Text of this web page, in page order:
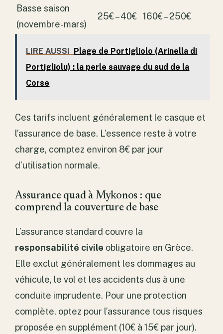
Basse saison
(novembre-mars)
25€ – 40€ 160€ – 250€
LIRE AUSSI Plage de Portigliolo (Arinella di
Portigliolu) : la perle sauvage du sud de la
Corse
Ces tarifs incluent généralement le casque et
l’assurance de base. L’essence reste à votre
charge, comptez environ 8€ par jour
d’utilisation normale.
Assurance quad à Mykonos : que
comprend la couverture de base
L’assurance standard couvre la
responsabilité civile obligatoire en Grèce.
Elle exclut généralement les dommages au
véhicule, le vol et les accidents dus à une
conduite imprudente. Pour une protection
complète, optez pour l’assurance tous risques
proposée en supplément (10€ à 15€ par jour).